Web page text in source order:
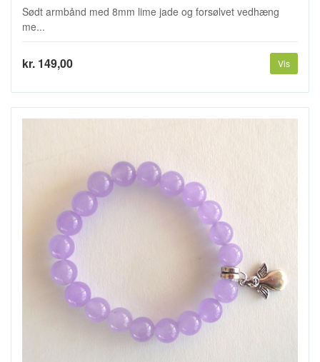
Sødt armbånd med 8mm lime jade og forsølvet vedhæng
me...
kr. 149,00 Vis